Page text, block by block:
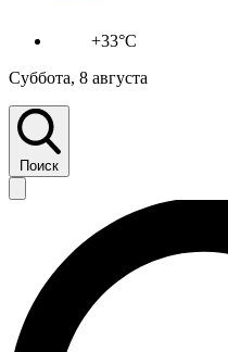
+33°C
Суббота, 8 августа
Поиск